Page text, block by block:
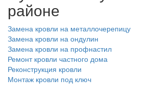
районе
Замена кровли на металлочерепицу
Замена кровли на ондулин
Замена кровли на профнастил
Ремонт кровли частного дома
Реконструкция кровли
Монтаж кровли под ключ